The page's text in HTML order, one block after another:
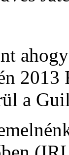
2013
a